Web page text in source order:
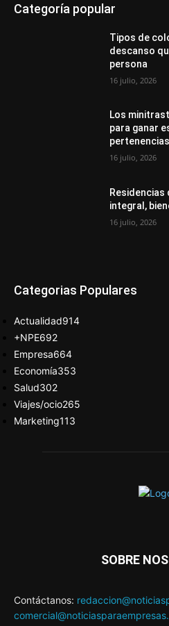
Categoría popular
Tipos de
descanso
persona
16 julio, 2026
Los
para ganar
pertenencias
16 julio, 2026
Residencias
integral,
16 julio, 2026
Categorias Populares
Actualidad914
+NPE692
Empresa664
Economía353
Salud302
Viajes/ocio265
Marketing113
SOBRE
Contáctanos: